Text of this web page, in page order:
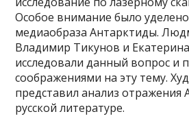
Особое внимание было
медиаобраза Антарктиды.
Владимир Тикунов и
исследовали данный вопрос и
соображениями на эту тему.
представил анализ отражения
русской литературе.